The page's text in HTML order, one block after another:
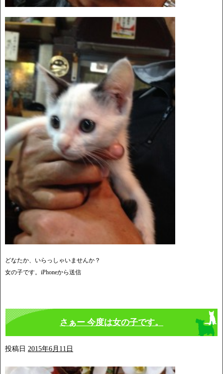
どなたか、いらっしゃいませんか？
女の子です。iPhoneから送信
さぁー 今度は女の子です。
投稿日 2015年6月11日